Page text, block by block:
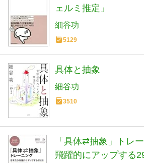
ェルミ推定」
細谷功
5129
具体と抽象
細谷功
3510
「具体⇄抽象」トレ
飛躍的にアップする